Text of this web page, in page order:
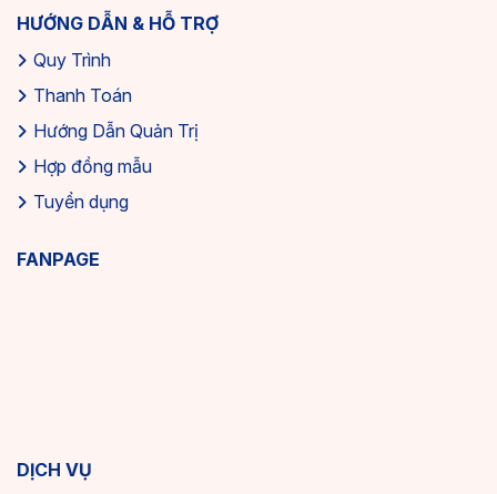
HƯỚNG DẪN & HỖ TRỢ
Quy Trình
Thanh Toán
Hướng Dẫn Quản Trị
Hợp đồng mẫu
Tuyển dụng
FANPAGE
DỊCH VỤ